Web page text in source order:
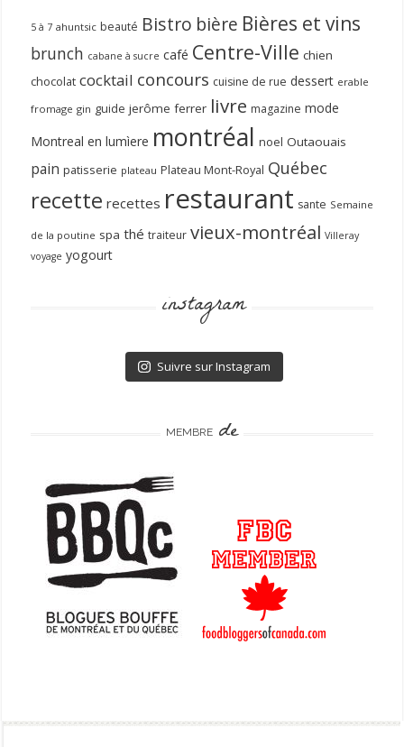
5 à 7 ahuntsic beauté Bistro bière Bières et vins
brunch cabane à sucre café Centre-Ville chien
chocolat cocktail concours cuisine de rue dessert erable
fromage gin guide jerôme ferrer livre magazine mode
Montreal en lumìere montréal noel Outaouais
pain patisserie plateau Plateau Mont-Royal Québec
recette recettes restaurant sante Semaine
de la poutine spa thé traiteur vieux-montréal Villeray
voyage yogourt
instagram
Suivre sur Instagram
MEMBRE de